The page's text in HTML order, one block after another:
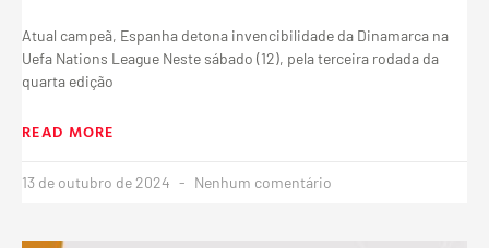
Atual campeã, Espanha detona invencibilidade da Dinamarca na
Uefa Nations League Neste sábado (12), pela terceira rodada da
quarta edição
READ MORE
13 de outubro de 2024 Nenhum comentário